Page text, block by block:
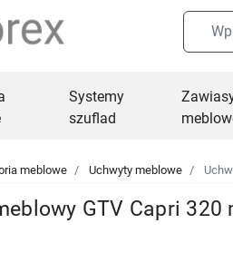
Systemy
szuflad
meblowe Uchwyty meblowe
GTV Capri 320